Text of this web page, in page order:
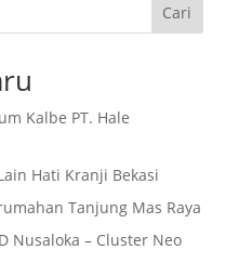
Cari
Kalbe PT. Hale
Hati Kranji Bekasi
Tanjung Mas Raya
Nusaloka – Cluster Neo